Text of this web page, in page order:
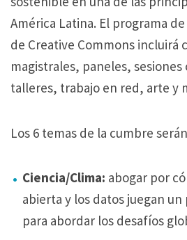
América Latina. El programa
de Creative Commons incluirá
magistrales, paneles,
talleres, trabajo en red, arte y
Los 6 temas de la cumbre
Ciencia/Clima: abogar por
abierta y los datos juegan
para abordar los desafíos